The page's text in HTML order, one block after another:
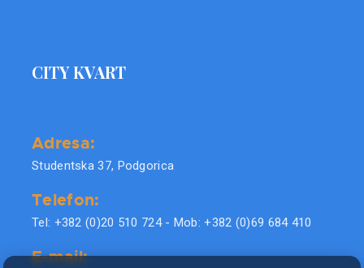
CITY KVART
Adresa:
Studentska 37, Podgorica
Telefon:
Tel: +382 (0)20 510 724 - Mob: +382 (0)69 684 410
E-mail: